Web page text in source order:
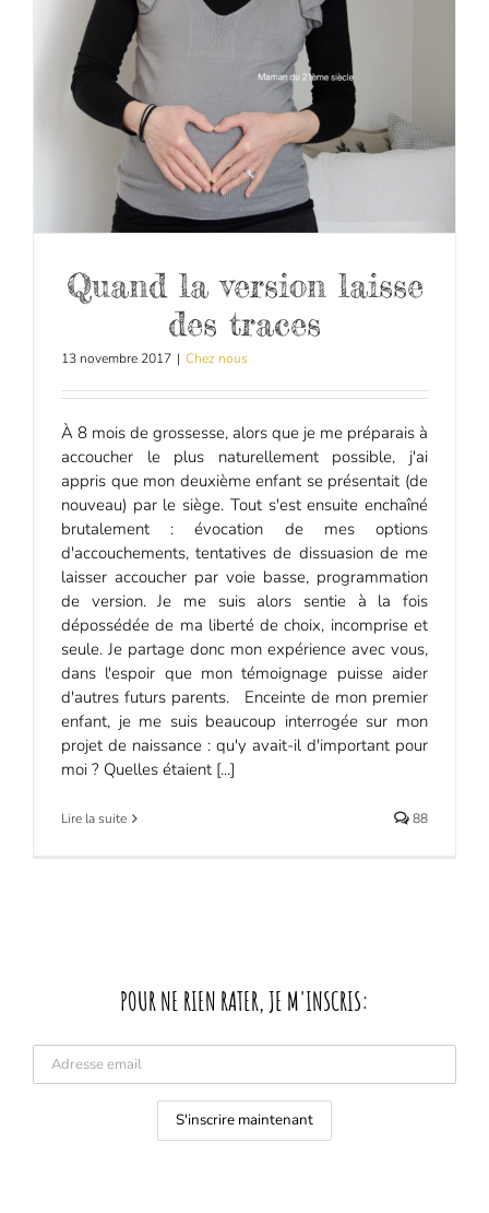
Quand la version laisse
des traces
13 novembre 2017 | Chez nous
À 8 mois de grossesse, alors que je me préparais à
accoucher le plus naturellement possible, j'ai
appris que mon deuxième enfant se présentait (de
nouveau) par le siège. Tout s'est ensuite enchaîné
brutalement : évocation de mes options
d'accouchements, tentatives de dissuasion de me
laisser accoucher par voie basse, programmation
de version. Je me suis alors sentie à la fois
dépossédée de ma liberté de choix, incomprise et
seule. Je partage donc mon expérience avec vous,
dans l'espoir que mon témoignage puisse aider
d'autres futurs parents. Enceinte de mon premier
enfant, je me suis beaucoup interrogée sur mon
projet de naissance : qu'y avait-il d'important pour
moi ? Quelles étaient [...]
Lire la suite 88
POUR NE RIEN RATER, JE M'INSCRIS: